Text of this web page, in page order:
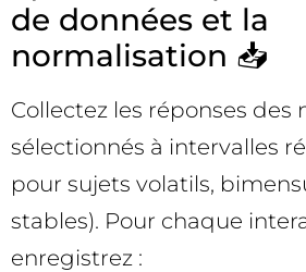
de données et la
normalisation 📥
Collectez les réponses des
sélectionnés à intervalles
pour sujets volatils,
stables). Pour chaque
enregistrez :